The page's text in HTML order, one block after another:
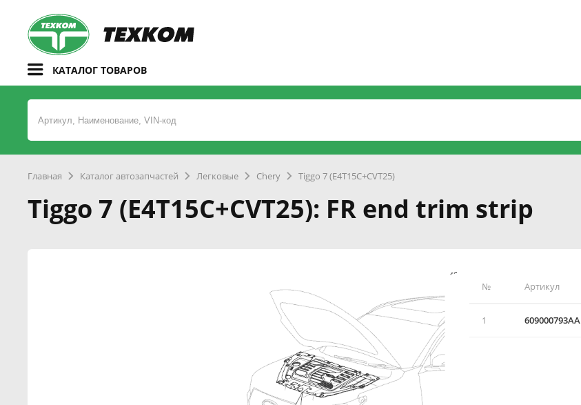
КАТАЛОГ ТОВАРОВ
Главная Каталог автозапчастей Легковые Chery Tiggo 7 (E4T15C+CVT25)
Tiggo 7 (E4T15C+CVT25): FR end trim strip
№ Артикул
1 609000793AA